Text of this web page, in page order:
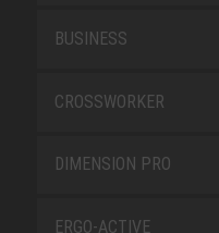
BUSINESS
CROSSWORKER
DIMENSION PRO
ERGO-ACTIVE